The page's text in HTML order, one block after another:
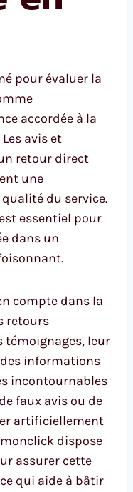
pour évaluer la
accordée à la
avis et
retour direct
une
du service.
essentiel pour
dans un
compte dans la
retours
témoignages, leur
informations
incontournables
faux avis ou de
artificiellement
dispose
assurer cette
qui aide à bâtir